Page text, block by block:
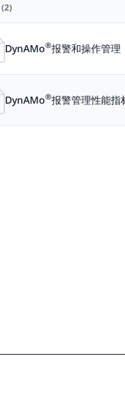
(2)
DynAMo®报警和操作管理
DynAMo®报警管理性能指